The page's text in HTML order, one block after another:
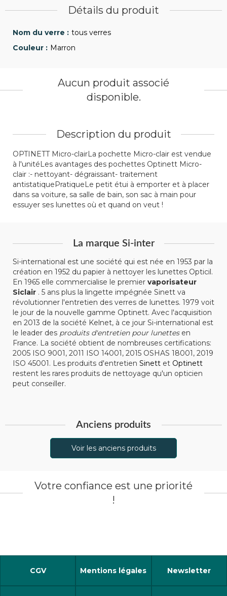
Détails du produit
tous verres
Marron
Description du produit
OPTINETT Micro-clairLa pochette Micro-clair est vendue
à l'unitéLes avantages des pochettes Optinett Micro-
clair :- nettoyant- dégraissant- traitement
antistatiquePratiqueLe petit étui à emporter et à placer
dans sa voiture, sa salle de bain, son sac à main pour
essuyer ses lunettes où et quand on veut !
La marque Si-inter
Si-international est une société qui est née en 1953 par la
création en 1952 du papier à nettoyer les lunettes Opticil.
En 1965 elle commercialise le premier vaporisateur
Siclair . 5 ans plus la lingette impégnée Sinett va
révolutionner l'entretien des verres de lunettes. 1979 voit
le jour de la nouvelle gamme Optinett. Avec l'acquisition
en 2013 de la société Kelnet, à ce jour Si-international est
le leader des produits d'entretien pour lunettesen
France. La société obtient de nombreuses certifications:
2005 ISO 9001, 2011 ISO 14001, 2015 OSHAS 18001, 2019
ISO 45001. Les produits d'entretien Sinett et Optinett
restent les rares produits de nettoyage qu'un opticien
peut conseiller.
Aucun produit associé
disponible.
Anciens produits
Voir les anciens produits
Votre confiance est une priorité
!
CGV Mentions légales Newsletter